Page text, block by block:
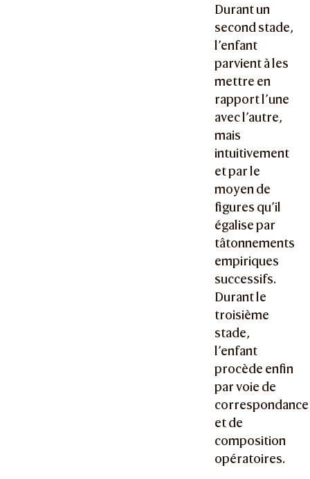
Durant un
second stade,
l’enfant
parvient à les
mettre en
rapport l’une
avec l’autre,
mais
intuitivement
et par le
moyen de
figures qu’il
égalise par
tâtonnements
empiriques
successifs.
Durant le
troisième
stade,
l’enfant
procède enfin
par voie de
correspondance
et de
composition
opératoires.